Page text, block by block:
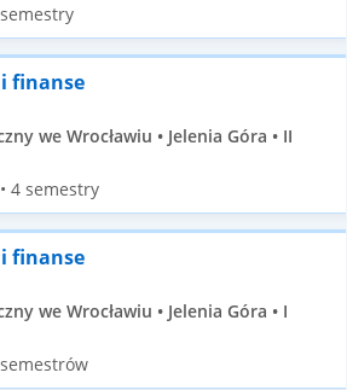
finanse
we Wrocławiu • Jelenia Góra • II
4 semestry
finanse
we Wrocławiu • Jelenia Góra • I